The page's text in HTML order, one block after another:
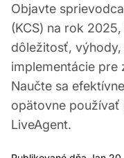
Objavte
(KCS) na rok
dôležitosť,
implementácie pre
Naučte sa
opätovne
LiveAgent.